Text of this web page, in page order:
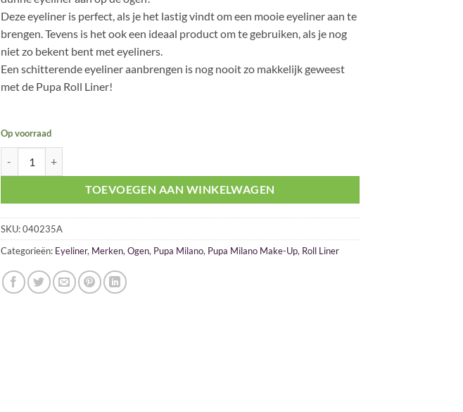
Deze eyeliner is perfect, als je het lastig vindt om een mooie eyeliner aan te
brengen. Tevens is het ook een ideaal product om te gebruiken, als je nog
niet zo bekent bent met eyeliners.
Een schitterende eyeliner aanbrengen is nog nooit zo makkelijk geweest
met de Pupa Roll Liner!
Op voorraad
TOEVOEGEN AAN WINKELWAGEN
SKU:040235A
Categorieën: Eyeliner, Merken,Ogen, Pupa Milano, Pupa Milano Make-Up, Roll Liner